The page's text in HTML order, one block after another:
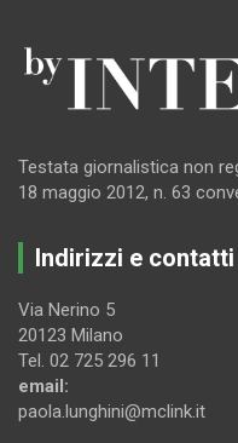
Testata giornalistica non
18 maggio 2012, n. 63
Indirizzi e contatti
Via Nerino 5
20123 Milano
Tel. 02 725 296 11
email:
paola.lunghini@mclink.it